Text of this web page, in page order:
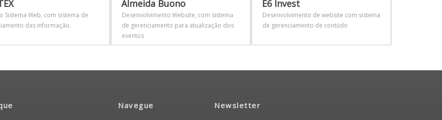
Sistema Web, com sistema de
das informação.
Almeida Buono
Desenvolvimento Website, com sistema
de gerenciamento para atualização dos
eventos
E6 Invest
Desenvolvimento de website com sistema
de gerenciamento de contúdo
Navegue Newsletter